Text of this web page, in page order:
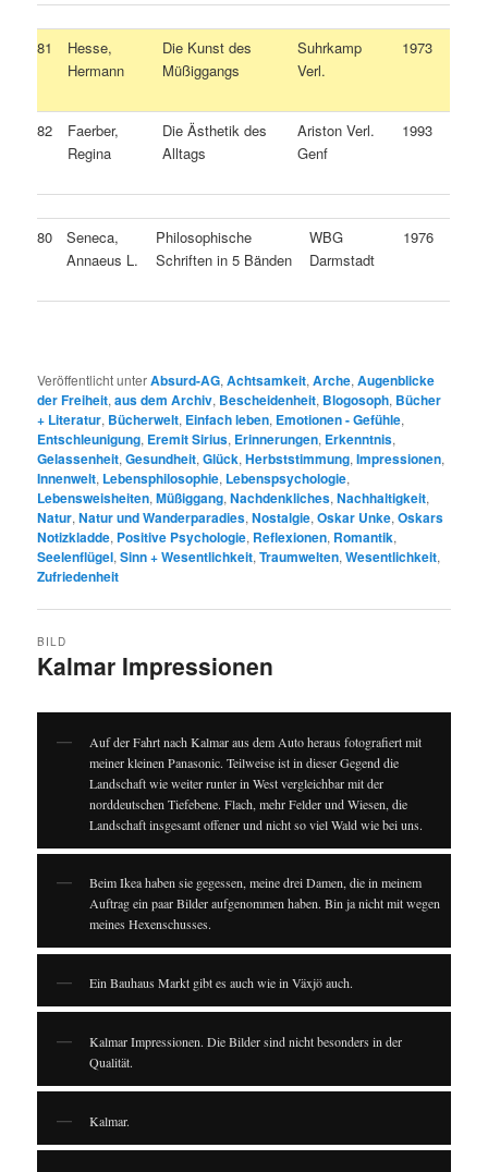
81
Hesse,
Hermann
Die Kunst des
Müßiggangs
Suhrkamp
Verl.
1973
82
Faerber,
Regina
Die Ästhetik des
Alltags
Ariston Verl.
Genf
1993
80
Seneca,
Annaeus L.
Philosophische
Schriften in 5 Bänden
WBG
Darmstadt
1976
Veröffentlicht unterAbsurd-AG,Achtsamkeit,Arche,Augenblicke
der Freiheit,aus dem Archiv, Bescheidenheit, Blogosoph, Bücher
+ Literatur, Bücherwelt, Einfach leben, Emotionen - Gefühle,
Entschleunigung, Eremit Sirius, Erinnerungen, Erkenntnis,
Gelassenheit,Gesundheit,Glück,Herbststimmung,Impressionen,
Innenwelt, Lebensphilosophie, Lebenspsychologie,
Lebensweisheiten,Müßiggang,Nachdenkliches,Nachhaltigkeit,
Natur,Natur und Wanderparadies,Nostalgie,Oskar Unke,Oskars
Notizkladde, Positive Psychologie, Reflexionen, Romantik,
Seelenflügel,Sinn + Wesentlichkeit,Traumwelten,Wesentlichkeit,
Zufriedenheit
Kalmar Impressionen
BILD
Auf der Fahrt nach Kalmar aus dem Auto heraus fotografiert mit
meiner kleinen Panasonic. Teilweise ist in dieser Gegend die
Landschaft wie weiter runter in West vergleichbar mit der
norddeutschen Tiefebene. Flach, mehr Felder und Wiesen, die
Landschaft insgesamt offener und nicht so viel Wald wie bei uns.
Beim Ikea haben sie gegessen, meine drei Damen, die in meinem
Auftrag ein paar Bilder aufgenommen haben. Bin ja nicht mit wegen
meines Hexenschusses.
Ein Bauhaus Markt gibt es auch wie in Växjö auch.
Kalmar Impressionen. Die Bilder sind nicht besonders in der
Qualität.
Kalmar.